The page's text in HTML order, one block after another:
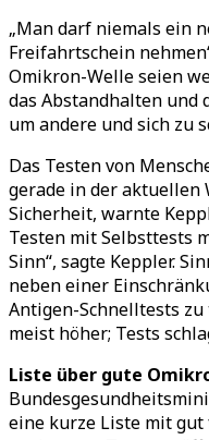
„Man darf niemals ein
Freifahrtschein
Omikron-Welle seien
das Abstandhalten und
um andere und sich zu
Das Testen von
gerade in der aktuellen
Sicherheit, warnte
Testen mit Selbsttests
Sinn“, sagte Keppler.
neben einer
Antigen-Schnelltests
meist höher; Tests
Liste über gute
eine kurze Liste mit